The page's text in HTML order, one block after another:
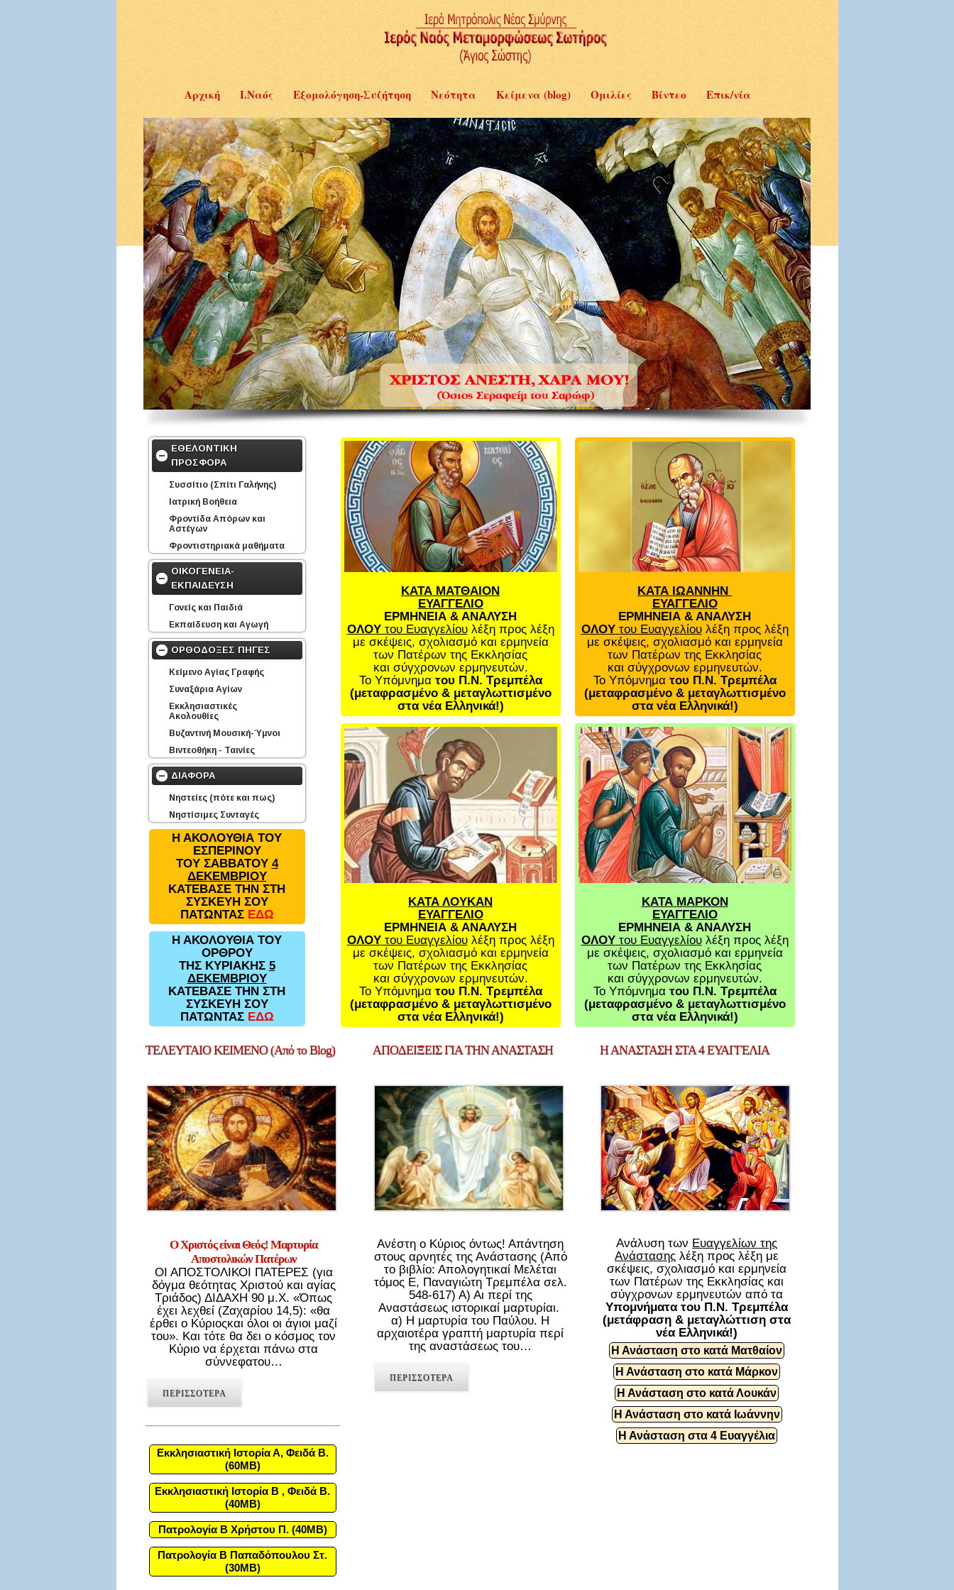
Αρχική Ι.Ναός Εξομολόγηση-Συζήτηση Νεότητα Κείμενα (blog) Ομιλίες Βίντεο Επικ/νία
ΕΘΕΛΟΝΤΙΚΗ
ΠΡΟΣΦΟΡΑ
Συσσίτιο (Σπίτι Γαλήνης)
Ιατρική Βοήθεια
Φροντίδα Απόρων και
Αστέγων
Φροντιστηριακά μαθήματα
ΟΙΚΟΓΕΝΕΙΑ-
ΕΚΠΑΙΔΕΥΣΗ
Γονείς και Παιδιά
Εκπαίδευση και Αγωγή
ΟΡΘΟΔΟΞΕΣ ΠΗΓΕΣ
Κείμενο Αγίας Γραφής
Συναξάρια Αγίων
Εκκλησιαστικές
Ακολουθίες
Βυζαντινή Μουσική-Ύμνοι
Βιντεοθήκη - Ταινίες
ΔΙΑΦΟΡΑ
Νηστείες (πότε και πως)
Νηστίσιμες Συνταγές
Η ΑΚΟΛΟΥΘΙΑ ΤΟΥ
ΕΣΠΕΡΙΝΟΥ
ΤΟΥ ΣΑΒΒΑΤΟΥ 4
ΔΕΚΕΜΒΡΙΟΥ
ΚΑΤΕΒΑΣΕ ΤΗΝ ΣΤΗ
ΣΥΣΚΕΥΗ ΣΟΥ
ΠΑΤΩΝΤΑΣ ΕΔΩ
Η ΑΚΟΛΟΥΘΙΑ ΤΟΥ
ΟΡΘΡΟΥ
ΤΗΣ ΚΥΡΙΑΚΗΣ 5
ΔΕΚΕΜΒΡΙΟΥ
ΚΑΤΕΒΑΣΕ ΤΗΝ ΣΤΗ
ΣΥΣΚΕΥΗ ΣΟΥ
ΠΑΤΩΝΤΑΣ ΕΔΩ
ΚΑΤΑ ΜΑΤΘΑΙΟΝ
ΕΥΑΓΓΕΛΙΟ
ΕΡΜΗΝΕΙΑ & ΑΝΑΛΥΣΗ
ΟΛΟΥτου Ευαγγελίουλέξη προς λέξη
με σκέψεις, σχολιασμό και ερμηνεία
των Πατέρων της Εκκλησίας
και σύγχρονων ερμηνευτών.
Το Υπόμνημα του Π.Ν. Τρεμπέλα
(μεταφρασμένο & μεταγλωττισμένο
στα νέα Ελληνικά!)
ΚΑΤΑ ΙΩΑΝΝΗΝ
ΕΥΑΓΓΕΛΙΟ
ΕΡΜΗΝΕΙΑ & ΑΝΑΛΥΣΗ
ΟΛΟΥτου Ευαγγελίουλέξη προς λέξη
με σκέψεις, σχολιασμό και ερμηνεία
των Πατέρων της Εκκλησίας
και σύγχρονων ερμηνευτών.
Το Υπόμνημα του Π.Ν. Τρεμπέλα
(μεταφρασμένο & μεταγλωττισμένο
στα νέα Ελληνικά!)
ΚΑΤΑ ΛΟΥΚΑΝ
ΕΥΑΓΓΕΛΙΟ
ΕΡΜΗΝΕΙΑ & ΑΝΑΛΥΣΗ
ΟΛΟΥτου Ευαγγελίουλέξη προς λέξη
με σκέψεις, σχολιασμό και ερμηνεία
των Πατέρων της Εκκλησίας
και σύγχρονων ερμηνευτών.
Το Υπόμνημα του Π.Ν. Τρεμπέλα
(μεταφρασμένο & μεταγλωττισμένο
στα νέα Ελληνικά!)
ΚΑΤΑ ΜΑΡΚΟΝ
ΕΥΑΓΓΕΛΙΟ
ΕΡΜΗΝΕΙΑ & ΑΝΑΛΥΣΗ
ΟΛΟΥτου Ευαγγελίουλέξη προς λέξη
με σκέψεις, σχολιασμό και ερμηνεία
των Πατέρων της Εκκλησίας
και σύγχρονων ερμηνευτών.
Το Υπόμνημα του Π.Ν. Τρεμπέλα
(μεταφρασμένο & μεταγλωττισμένο
στα νέα Ελληνικά!)
ΤΕΛΕΥΤΑΙΟΚΕΙΜΕΝΟ (Από το Blog)
Ο Χριστός είναι Θεός! Μαρτυρία
Αποστολικών Πατέρων
ΟΙ ΑΠΟΣΤΟΛΙΚΟΙ ΠΑΤΕΡΕΣ (για
δόγμα θεότητας Χριστού και αγίας
Τριάδος) ΔΙΔΑΧΗ 90 μ.Χ. «Όπως
έχει λεχθεί (Ζαχαρίου 14,5): «θα
έρθει ο Κύριοςκαι όλοι οι άγιοι μαζί
του». Και τότε θα δει ο κόσμος τον
Κύριο να έρχεται πάνω στα
σύννεφατου…
ΠΕΡΙΣΣΟΤΕΡΑ
Εκκλησιαστική Ιστορία Α, Φειδά Β.
(60MB)
Εκκλησιαστική Ιστορία Β , Φειδά Β.
(40MB)
Πατρολογία Β Χρήστου Π. (40MB)
Πατρολογία Β Παπαδόπουλου Στ.
(30MB)
ΑΠΟΔΕΙΞΕΙΣΓΙΑ ΤΗΝ ΑΝΑΣΤΑΣΗ
Ανέστη ο Κύριος όντως! Απάντηση
στους αρνητές της Ανάστασης (Από
το βιβλίο: Απολογητικαί Μελέται
τόμος Ε, Παναγιώτη Τρεμπέλα σελ.
548-617) Α) Αι περί της
Αναστάσεως ιστορικαί μαρτυρίαι.
α) Η μαρτυρία του Παύλου. Η
αρχαιοτέρα γραπτή μαρτυρία περί
της αναστάσεως του…
ΠΕΡΙΣΣΟΤΕΡΑ
ΗΑΝΑΣΤΑΣΗ ΣΤΑ 4 ΕΥΑΓΓΕΛΙΑ
Ανάλυση των Ευαγγελίων της
Ανάστασης λέξη προς λέξη με
σκέψεις, σχολιασμό και ερμηνεία
των Πατέρων της Εκκλησίας και
σύγχρονων ερμηνευτών από τα
Υπομνήματα του Π.Ν. Τρεμπέλα
(μετάφραση & μεταγλώττιση στα
νέα Ελληνικά!)
Η Ανάσταση στο κατά Ματθαίον
Η Ανάσταση στο κατά Μάρκον
Η Ανάσταση στο κατά Λουκάν
Η Ανάσταση στο κατά Ιωάννην
Η Ανάσταση στα 4 Ευαγγέλια